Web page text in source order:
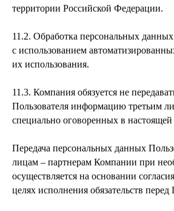
территории Российской Федерации.
11.2. Обработка персональных данных
с использованием
их использования.
11.3. Компания обязуется не
Пользователя информацию третьим
специально оговоренных в
Передача персональных данных
лицам – партнерам Компании при
осуществляется на основании
целях исполнения обязательств перед